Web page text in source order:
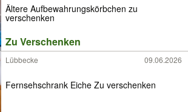
Ältere Aufbewahrungskörbchen zu
verschenken
Zu Verschenken
Lübbecke 09.06.2026
Fernsehschrank Eiche Zu verschenken